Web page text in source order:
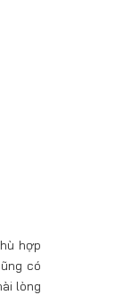
hợp
có
lòng